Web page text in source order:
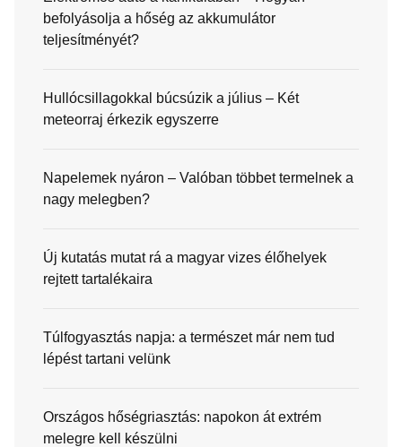
befolyásolja a hőség az akkumulátor
teljesítményét?
Hullócsillagokkal búcsúzik a július – Két
meteorraj érkezik egyszerre
Napelemek nyáron – Valóban többet termelnek a
nagy melegben?
Új kutatás mutat rá a magyar vizes élőhelyek
rejtett tartalékaira
Túlfogyasztás napja: a természet már nem tud
lépést tartani velünk
Országos hőségriasztás: napokon át extrém
melegre kell készülni